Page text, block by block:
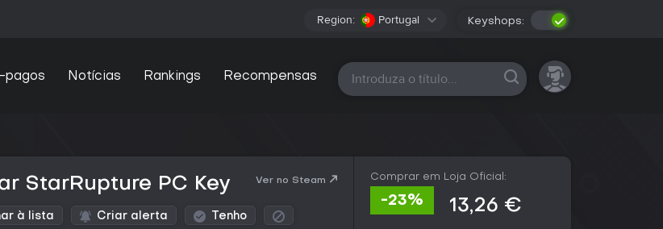
Region: Portugal Keyshops:
pagos Notícias Rankings Recompensas Todas as plataformas
StarRupture PC Key Ver no Steam
à lista Criar alerta Tenho
Comprar em Loja Oficial:
-23% 13,26 €